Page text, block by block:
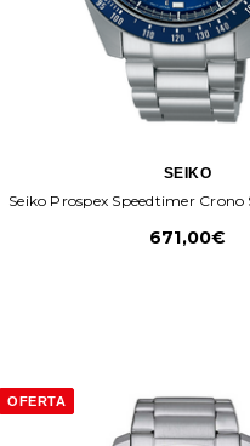
SEIKO
Seiko Prospex Speedtimer Crono
671,00€
OFERTA